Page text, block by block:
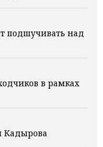
подшучивать над
в рамках
Кадырова